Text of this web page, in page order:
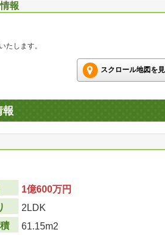
報
たします。
スクロール地図を
報
1億600万円
2LDK
61.15m2